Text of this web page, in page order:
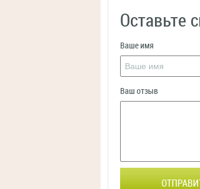
Оставьте
Ваше имя
Ваш отзыв